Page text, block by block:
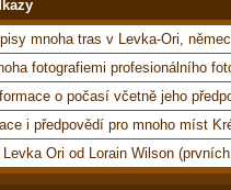
mnoha tras v Levka-Ori,
fotografiemi profesionálního
o počasí včetně jeho
i předpovědí pro mnoho míst
Levka Ori od Lorain Wilson